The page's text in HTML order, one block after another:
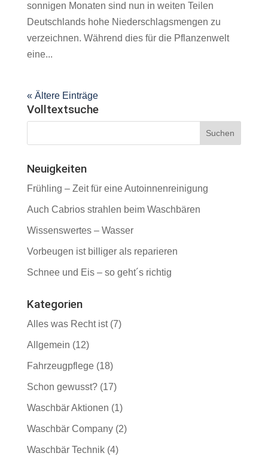
sonnigen Monaten sind nun in weiten Teilen
Deutschlands hohe Niederschlagsmengen zu
verzeichnen. Während dies für die Pflanzenwelt
eine...
« Ältere Einträge
Volltextsuche
Neuigkeiten
Frühling – Zeit für eine Autoinnenreinigung
Auch Cabrios strahlen beim Waschbären
Wissenswertes – Wasser
Vorbeugen ist billiger als reparieren
Schnee und Eis – so geht´s richtig
Kategorien
Alles was Recht ist(7)
Allgemein (12)
Fahrzeugpflege(18)
Schon gewusst?(17)
Waschbär Aktionen (1)
Waschbär Company(2)
Waschbär Technik(4)